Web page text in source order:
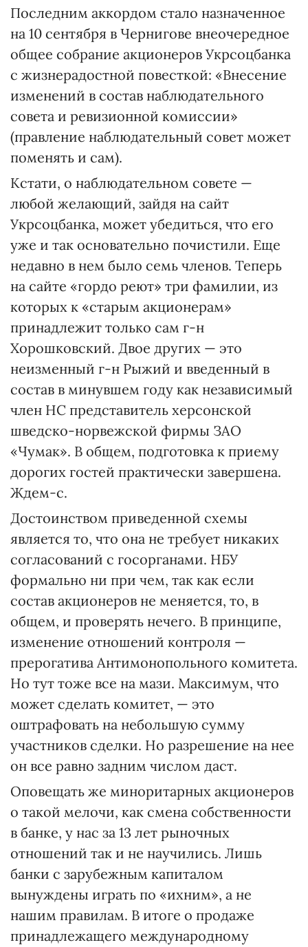
Последним аккордом стало назначенное
на 10 сентября в Чернигове внеочередное
общее собрание акционеров Укрсоцбанка
с жизнерадостной повесткой: «Внесение
изменений в состав наблюдательного
совета и ревизионной комиссии»
(правление наблюдательный совет может
поменять и сам).
Кстати, о наблюдательном совете —
любой желающий, зайдя на сайт
Укрсоцбанка, может убедиться, что его
уже и так основательно почистили. Еще
недавно в нем было семь членов. Теперь
на сайте «гордо реют» три фамилии, из
которых к «старым акционерам»
принадлежит только сам г-н
Хорошковский. Двое других — это
неизменный г-н Рыжий и введенный в
состав в минувшем году как независимый
член НС представитель херсонской
шведско-норвежской фирмы ЗАО
«Чумак». В общем, подготовка к приему
дорогих гостей практически завершена.
Ждем-с.
Достоинством приведенной схемы
является то, что она не требует никаких
согласований с госорганами. НБУ
формально ни при чем, так как если
состав акционеров не меняется, то, в
общем, и проверять нечего. В принципе,
изменение отношений контроля —
прерогатива Антимонопольного комитета.
Но тут тоже все на мази. Максимум, что
может сделать комитет, — это
оштрафовать на небольшую сумму
участников сделки. Но разрешение на нее
он все равно задним числом даст.
Оповещать же миноритарных акционеров
о такой мелочи, как смена собственности
в банке, у нас за 13 лет рыночных
отношений так и не научились. Лишь
банки с зарубежным капиталом
вынуждены играть по «ихним», а не
нашим правилам. В итоге о продаже
принадлежащего международному